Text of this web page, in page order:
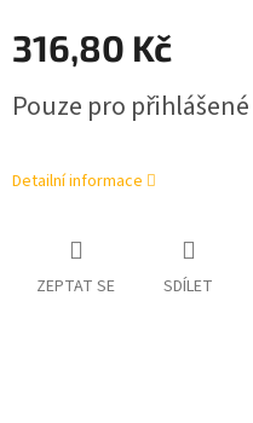
316,80 Kč
cena:
Pouze pro přihlášené
Detailní informace
ZEPTAT SE SDÍLET